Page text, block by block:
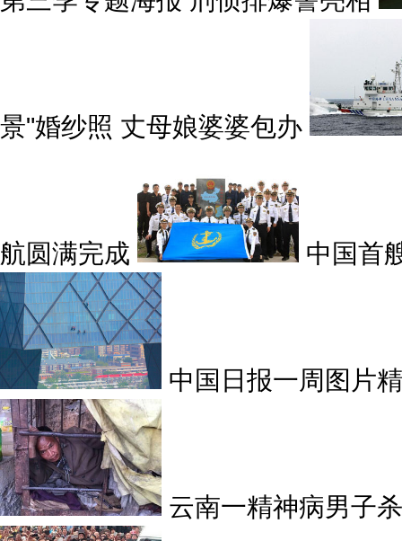
景"婚纱照 丈母娘婆婆包办
航圆满完成 中国首
中国日报一周图片
云南一精神病男子